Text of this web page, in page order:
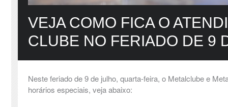
VEJA COMO FICA O
CLUBE NO FERIADO DE 9
Neste feriado de 9 de julho, quarta-feira, o Metalclube e
horários especiais, veja abaixo: